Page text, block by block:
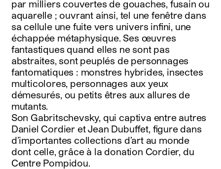
par milliers couvertes de gouaches, fusain ou
aquarelle ; ouvrant ainsi, tel une fenêtre dans
sa cellule une fuite vers univers infini, une
échappée métaphysique. Ses œuvres
fantastiques quand elles ne sont pas
abstraites, sont peuplés de personnages
fantomatiques : monstres hybrides, insectes
multicolores, personnages aux yeux
démesurés, ou petits êtres aux allures de
mutants.
Son Gabritschevsky, qui captiva entre autres
Daniel Cordier et Jean Dubuffet, figure dans
d’importantes collections d’art au monde
dont celle, grâce à la donation Cordier, du
Centre Pompidou.